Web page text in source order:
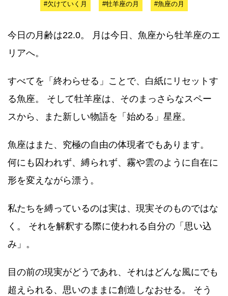
#欠けていく月 #牡羊座の月 #魚座の月
今日の月齢は22.0。 月は今日、魚座から牡羊座のエ
リアへ。
すべてを「終わらせる」ことで、白紙にリセットす
る魚座。 そして牡羊座は、そのまっさらなスペー
スから、また新しい物語を「始める」星座。
魚座はまた、究極の自由の体現者でもあります。
何にも囚われず、縛られず、霧や雲のように自在に
形を変えながら漂う。
私たちを縛っているのは実は、現実そのものではな
く。 それを解釈する際に使われる自分の「思い込
み」。
目の前の現実がどうであれ、それはどんな風にでも
超えられる、思いのままに創造しなおせる。 そう